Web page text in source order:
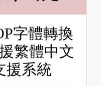
字體轉換
繁體中文
援系統